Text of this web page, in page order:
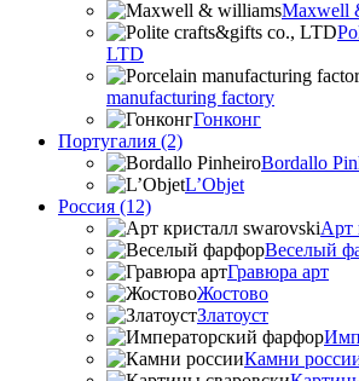
Maxwell
LTD
manufacturing factory
Гонконг
Португалия (2)
Bordallo
L’Objet
Россия (12)
Арт
Веселый
Гравюра арт
Жостово
Златоуст
Камни